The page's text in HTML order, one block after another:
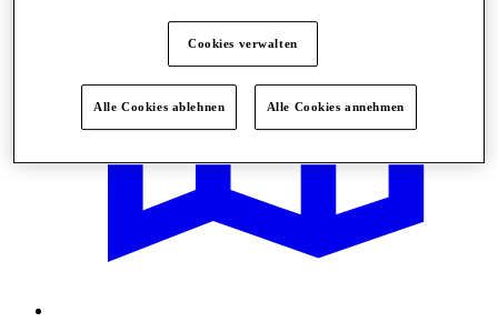
Cookies verwalten
Alle Cookies ablehnen Alle Cookies annehmen